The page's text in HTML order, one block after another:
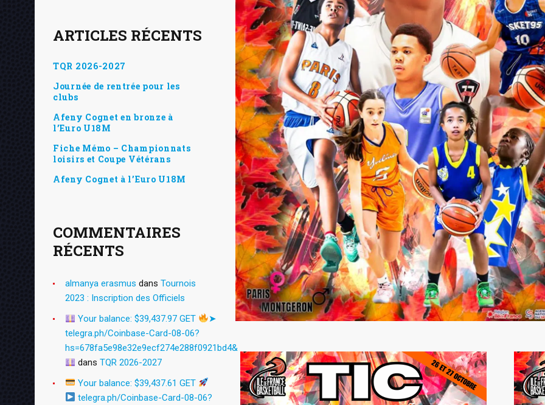
ARTICLES RÉCENTS
TQR 2026-2027
Journée de rentrée pour les
clubs
Afeny Cognet en bronze à
l’Euro U18M
Fiche Mémo – Championnats
loisirs et Coupe Vétérans
Afeny Cognet à l’Euro U18M
COMMENTAIRES
RÉCENTS
almanya erasmus dans Tournois
2023 : Inscription des Officiels
Your balance: $39,437.97 GET
➤
telegra.ph/Coinbase-Card-08-06?
hs=678fa5e98e32e9ecf274e288f0921bd4&
dansTQR 2026-2027
Your balance: $39,437.61 GET
telegra.ph/Coinbase-Card-08-06?